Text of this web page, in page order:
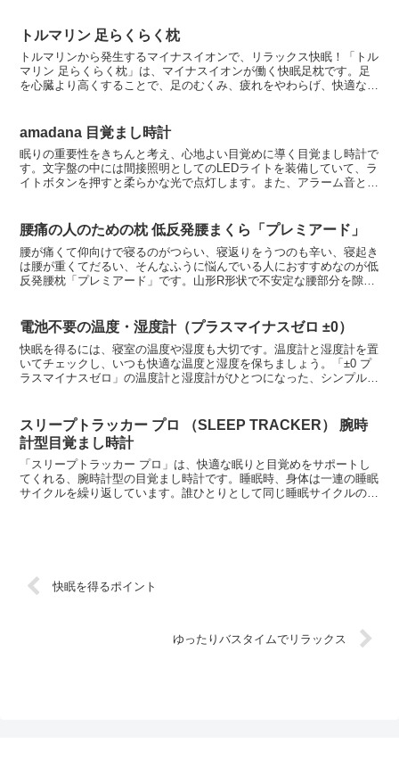
トルマリン 足らくらく枕
トルマリンから発生するマイナスイオンで、リラックス快眠！「トル
マリン 足らくらく枕」は、マイナスイオンが働く快眠足枕です。足
を心臓より高くすることで、足のむくみ、疲れをやわらげ、快適な眠
amadana 目覚まし時計
眠りの重要性をきちんと考え、心地よい目覚めに導く目覚まし時計で
す。文字盤の中には間接照明としてのLEDライトを装備していて、ラ
イトボタンを押すと柔らかな光で点灯します。また、アラーム音とし
腰痛の人のための枕 低反発腰まくら「プレミアード」
腰が痛くて仰向けで寝るのがつらい、寝返りをうつのも辛い、寝起き
は腰が重くてだるい、そんなふうに悩んでいる人におすすめなのが低
反発腰枕「プレミアード」です。山形R形状で不安定な腰部分を隙間
電池不要の温度・湿度計（プラスマイナスゼロ ±0）
快眠を得るには、寝室の温度や湿度も大切です。温度計と湿度計を置
いてチェックし、いつも快適な温度と湿度を保ちましょう。「±0 プ
ラスマイナスゼロ」の温度計と湿度計がひとつになった、シンプルで
スリープトラッカー プロ （SLEEP TRACKER） 腕時
計型目覚まし時計
「スリープトラッカー プロ」は、快適な眠りと目覚めをサポートし
てくれる、腕時計型の目覚まし時計です。睡眠時、身体は一連の睡眠
サイクルを繰り返しています。誰ひとりとして同じ睡眠サイクルの人
快眠を得るポイント
ゆったりバスタイムでリラックス